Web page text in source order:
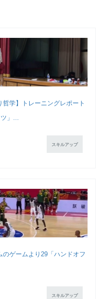
哲学】トレーニングレポート
」...
スキルアップ
のゲームより29「ハンドオフ
スキルアップ